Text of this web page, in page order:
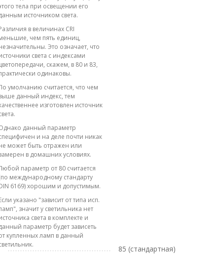
тела при освещении его
источником света.
в величинах CRI
чем пять единиц,
Это означает, что
света с индексами
скажем, в 80 и 83,
одинаковы.
умолчанию считается, что чем
данный индекс, тем
изготовлен источник
данный параметр
и на деле почти никак
может быть отражен или
в домашних условиях.
параметр от 80 считается
международному стандарту
6169) хорошим и допустимым.
указано "зависит от типа исп.
значит у светильника нет
света в комплекте и
параметр будет зависеть
купленных ламп в данный
85 (стандартная)